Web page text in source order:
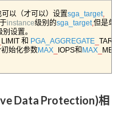
可以（才可以）设置sga_target,
instance级别的sga_target,但是单
别设置。
LIMIT 和 PGA_AGGREGATE
始化参数MAX IOPS和 MAX
Data Protection)相